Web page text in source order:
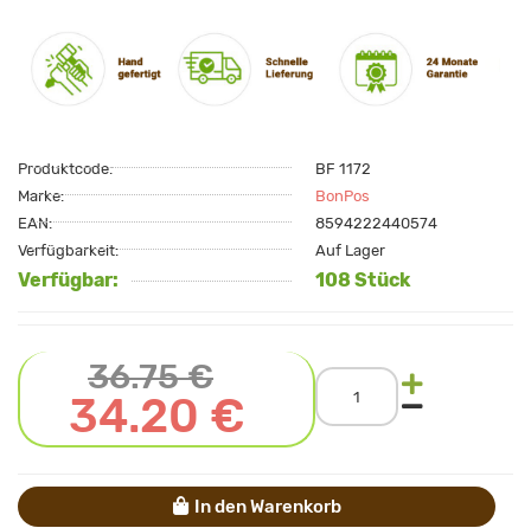
Produktcode:
BF 1172
Marke:
BonPos
EAN:
8594222440574
Verfügbarkeit:
Auf Lager
Verfügbar: 108 Stück
36.75 €
34.20 €
In den Warenkorb